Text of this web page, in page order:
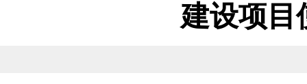
建设项目